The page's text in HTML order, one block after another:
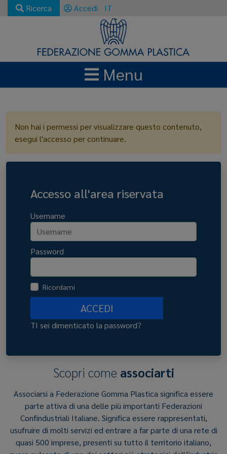
Ricerca Accedi IT
Menu
Non hai i permessi per visualizzare questo contenuto,
esegui l'accesso per continuare.
Accesso all'area riservata
Username
Password
Ricordami
ACCEDI
TI sei dimenticato la password?
Scopri come associarti
Associarsi a Federazione Gomma Plastica significa essere
parte attiva di una delle più importanti Federazioni
Confindustriali Italiane. Significa essere rappresentati,
usufruire di molti servizi ed entrare a far parte di una rete di
quasi 500 imprese, presenti su tutto il territorio italiano,